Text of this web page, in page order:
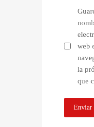
web
la
que